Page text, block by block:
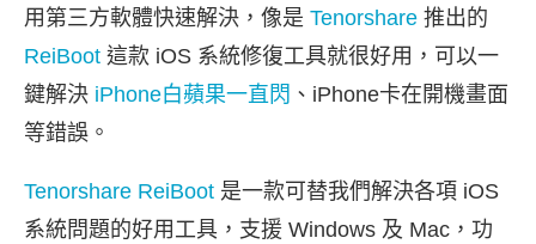
用第三方軟體快速解決，像是 Tenorshare 推出的
ReiBoot 這款 iOS 系統修復工具就很好用，可以一
鍵解決 iPhone白蘋果一直閃 、iPhone卡在開機畫面
等錯誤。
Tenorshare ReiBoot 是一款可替我們解決各項 iOS
系統問題的好用工具，支援 Windows 及 Mac，功